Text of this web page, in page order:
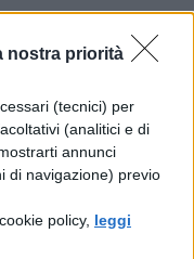
nostra priorità
(tecnici) per
(analitici e di
annunci
di navigazione) previo
policy, leggi
dell'uomo. Se
ha